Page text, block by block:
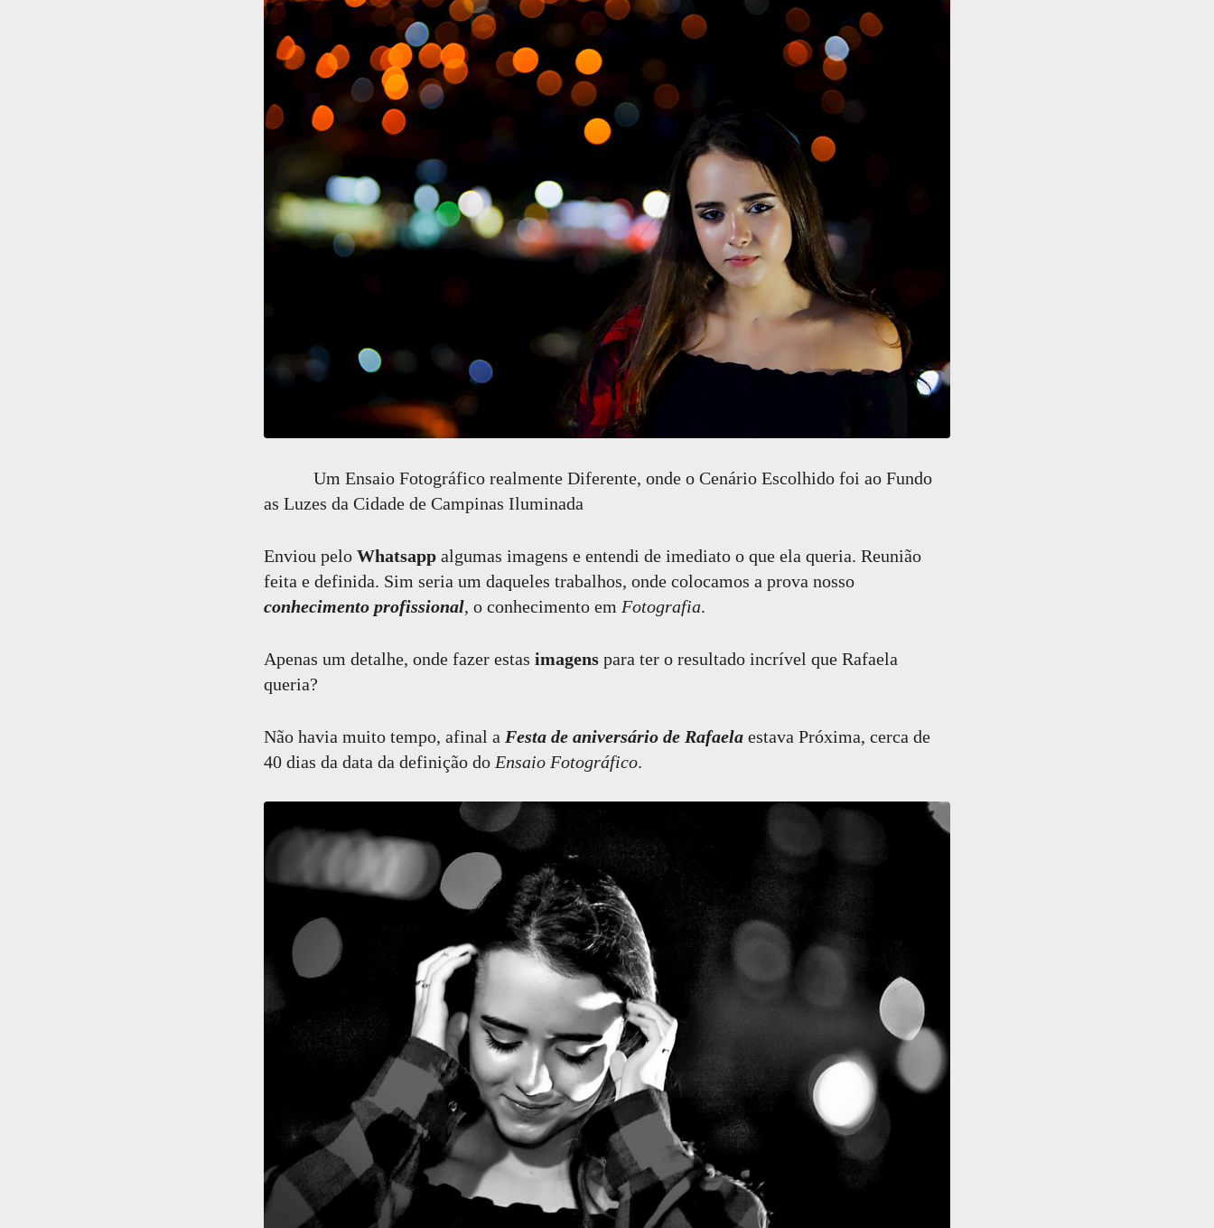
Um Ensaio Fotográfico realmente Diferente, onde o Cenário Escolhido foi ao Fundo
as Luzes da Cidade de Campinas Iluminada
Enviou pelo Whatsapp algumas imagens e entendi de imediato o que ela queria. Reunião
feita e definida. Sim seria um daqueles trabalhos, onde colocamos a prova nosso
conhecimento profissional, o conhecimento em Fotografia.
Apenas um detalhe, onde fazer estas imagens para ter o resultado incrível que Rafaela
queria?
Não havia muito tempo, afinal a Festa de aniversário de Rafaela estava Próxima, cerca de
40 dias da data da definição do Ensaio Fotográfico.